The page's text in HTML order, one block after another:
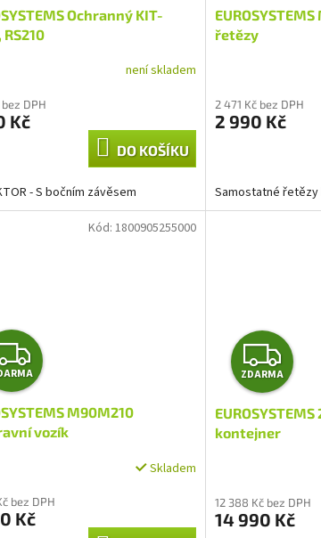
Ochranný KIT-
RS210
není skladem
DPH
Kč
DO KOŠÍKU
- S bočním závěsem
řetězy
2 471 Kč bez DPH
2 990 Kč
Samostatné řetězy
Z
D
A
M
M90M210
vozík
Skladem
bez DPH
Kč
Kód: 1800905255000
Z
D
A
M
ZDARMA
kontejner
12 388 Kč bez DPH
14 990 Kč